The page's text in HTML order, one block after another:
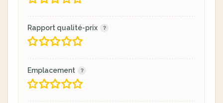
Rapport qualité-prix
Emplacement